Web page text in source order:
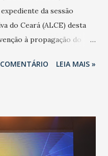
da sessão
do Ceará (ALCE) desta
à propagação do
na contenção da
com os ambientes
estamos vivendo uma
LEIA MAIS »